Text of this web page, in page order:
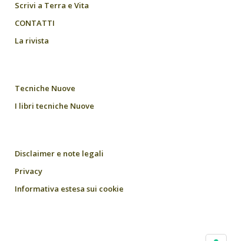
Scrivi a Terra e Vita
CONTATTI
La rivista
Tecniche Nuove
I libri tecniche Nuove
Disclaimer e note legali
Privacy
Informativa estesa sui cookie